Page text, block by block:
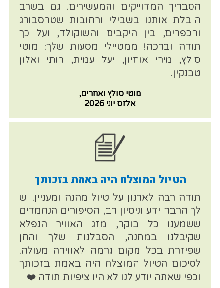
הסבריך המדוייקים והמעשירים. גם בשרב
הובלת אותנו בשבילי ורחובות שטרסבורג
והכפרים, בין היקבים והשוקולד, ועל כך
תודה וברכה! ממטיילי מסעות שלך: מוטי
סולץ, מירי אוחיון, יעל עמית, רותי ואלון
טבנקין.
מוטי סולץ ואחרים,
אלזס יוני 2026
הטיול המוצלח היה באמת בזכותך
תודה רבה לארנון על טיול מהנה ומעניין. יש
לך הרבה ידע וניסיון רב, הסיפורים הנחמדים
ששמענו כל בוקר, מזג האוויר הנפלא
שקיבלנו במתנה, הסבלנות שלך והחן
שפיזרת בכל מקום גרמה לאווירה מעולה.
לסיכום הטיול המוצלח היה באמת בזכותך
וכפי שאתה יודע לנו לא היו ציפיות תודה ❤️